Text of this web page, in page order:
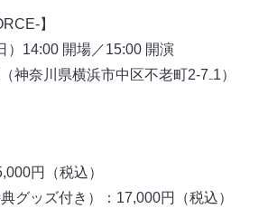
】
）14:00 開場／15:00 開演
神奈川県横浜市中区不老町2-7₋1）
円（税込）
グッズ付き）：17,000円（税込）